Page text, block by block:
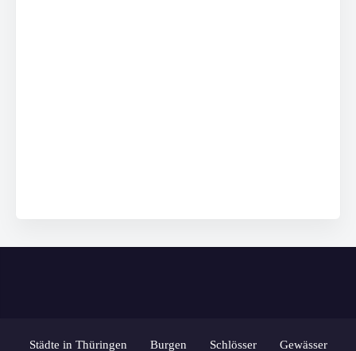
Städte in Thüringen Burgen Schlösser Gewässer